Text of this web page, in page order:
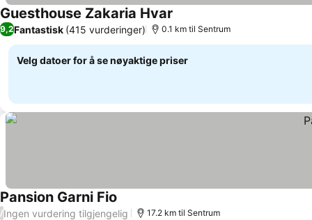
Guesthouse Zakaria Hvar
9,2Fantastisk (415 vurderinger) 0.1 km til Sentrum
Velg datoer for å se nøyaktige priser
Pansion Garni Fio Se priser
/Ingen vurdering tilgjengelig 17.2 km til Sentrum